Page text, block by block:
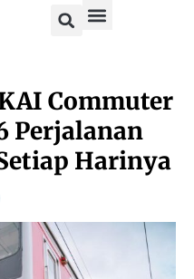
Commuter
Perjalanan
Harinya